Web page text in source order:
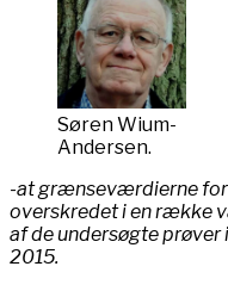
Søren Wium-
Andersen.
-at grænseværdierne for
overskredet i en række
af de undersøgte prøver
2015.